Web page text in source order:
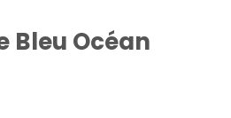
Bleu Océan